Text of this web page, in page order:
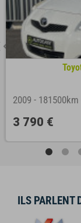
2009 - 181500km
3 790 €
ILS PARLENT